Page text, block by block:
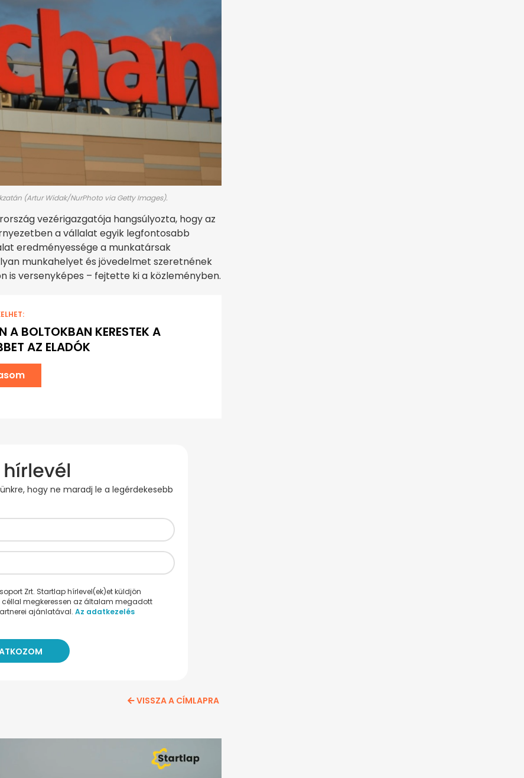
(Artur Widak/NurPhoto via Getty Images).
vezérigazgatója hangsúlyozta, hogy az
a vállalat egyik legfontosabb
eredményessége a munkatársak
munkahelyet és jövedelmet szeretnének
is versenyképes – fejtette ki a közleményben.
A BOLTOKBAN KERESTEK A
AZ ELADÓK
hogy ne maradj le a legérdekesebb
Zrt. Startlap hírlevel(ek)et küldjön
céllal megkeressen az általam megadott
ajánlatával. Az adatkezelés
VISSZA A CÍMLAPRA